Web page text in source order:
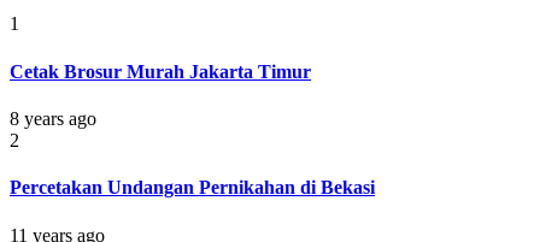
1
Cetak Brosur Murah Jakarta Timur
8 years ago
2
Percetakan Undangan Pernikahan di Bekasi
11 years ago